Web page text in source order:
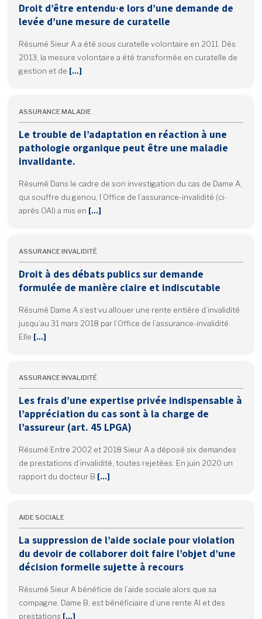
Droit d’être entendu·e lors d’une demande de
levée d’une mesure de curatelle
Résumé Sieur A a été sous curatelle volontaire en 2011. Dès
2013, la mesure volontaire a été transformée en curatelle de
gestion et de […]
ASSURANCE MALADIE
Le trouble de l’adaptation en réaction à une
pathologie organique peut être une maladie
invalidante.
Résumé Dans le cadre de son investigation du cas de Dame A,
qui souffre du genou, l’Office de l’assurance-invalidité (ci-
après OAI) a mis en […]
ASSURANCE INVALIDITÉ
Droit à des débats publics sur demande
formulée de manière claire et indiscutable
Résumé Dame A s’est vu allouer une rente entière d’invalidité
jusqu’au 31 mars 2018 par l’Office de l’assurance-invalidité.
Elle […]
ASSURANCE INVALIDITÉ
Les frais d’une expertise privée indispensable à
l’appréciation du cas sont à la charge de
l’assureur (art. 45 LPGA)
Résumé Entre 2002 et 2018 Sieur A a déposé six demandes
de prestations d’invalidité, toutes rejetées. En juin 2020 un
rapport du docteur B […]
AIDE SOCIALE
La suppression de l’aide sociale pour violation
du devoir de collaborer doit faire l’objet d’une
décision formelle sujette à recours
Résumé Sieur A bénéficie de l’aide sociale alors que sa
compagne, Dame B, est bénéficiaire d’une rente AI et des
prestations […]